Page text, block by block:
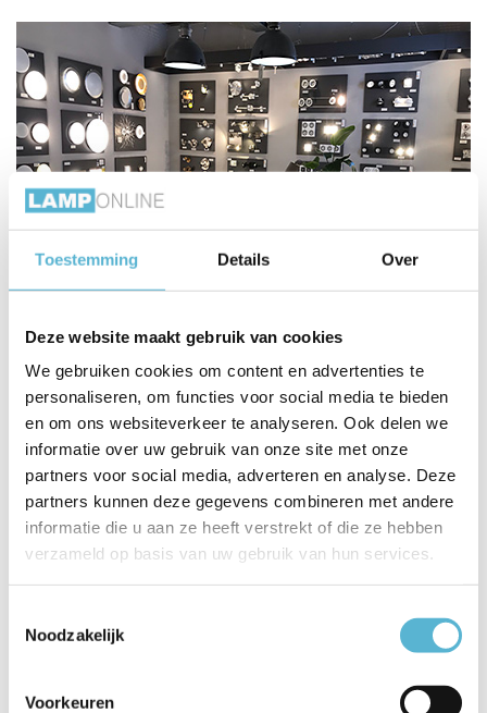
Toestemming Details Over
Deze website maakt gebruik van cookies
We gebruiken cookies om content en advertenties te
personaliseren, om functies voor social media te bieden
en om ons websiteverkeer te analyseren. Ook delen we
informatie over uw gebruik van onze site met onze
partners voor social media, adverteren en analyse. Deze
partners kunnen deze gegevens combineren met andere
informatie die u aan ze heeft verstrekt of die ze hebben
verzameld op basis van uw gebruik van hun services.
Noodzakelijk
Voorkeuren